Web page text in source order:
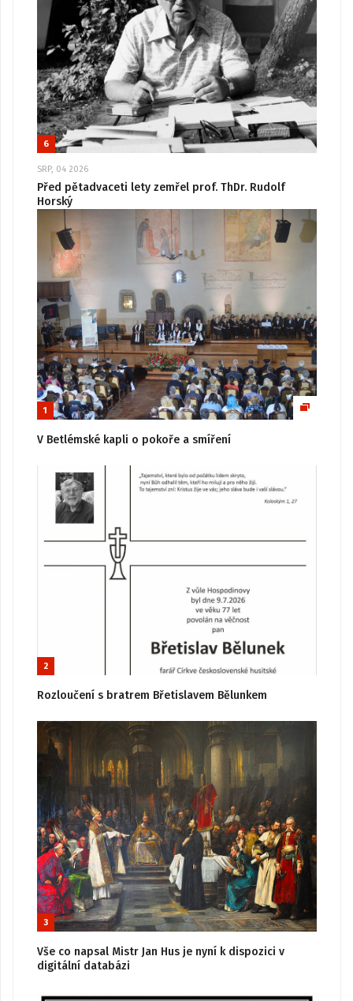
6
SRP, 04 2026
Před pětadvaceti lety zemřel prof. ThDr. Rudolf
Horský
1
V Betlémské kapli o pokoře a smíření
2
Rozloučení s bratrem Břetislavem Bělunkem
3
Vše co napsal Mistr Jan Hus je nyní k dispozici v
digitální databázi